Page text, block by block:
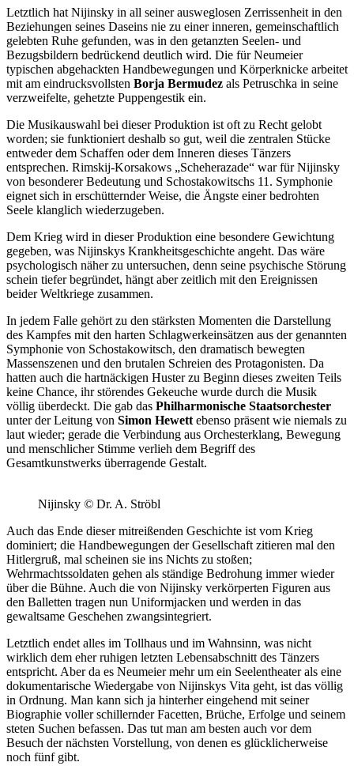
Letztlich hat Nijinsky in all seiner ausweglosen Zerrissenheit in den
Beziehungen seines Daseins nie zu einer inneren, gemeinschaftlich
gelebten Ruhe gefunden, was in den getanzten Seelen- und
Bezugsbildern bedrückend deutlich wird. Die für Neumeier
typischen abgehackten Handbewegungen und Körperknicke arbeitet
mit am eindrucksvollsten Borja Bermudez als Petruschka in seine
verzweifelte, gehetzte Puppengestik ein.
Die Musikauswahl bei dieser Produktion ist oft zu Recht gelobt
worden; sie funktioniert deshalb so gut, weil die zentralen Stücke
entweder dem Schaffen oder dem Inneren dieses Tänzers
entsprechen. Rimskij-Korsakows „Scheherazade“ war für Nijinsky
von besonderer Bedeutung und Schostakowitschs 11. Symphonie
eignet sich in erschütternder Weise, die Ängste einer bedrohten
Seele klanglich wiederzugeben.
Dem Krieg wird in dieser Produktion eine besondere Gewichtung
gegeben, was Nijinskys Krankheitsgeschichte angeht. Das wäre
psychologisch näher zu untersuchen, denn seine psychische Störung
schein tiefer begründet, hängt aber zeitlich mit den Ereignissen
beider Weltkriege zusammen.
In jedem Falle gehört zu den stärksten Momenten die Darstellung
des Kampfes mit den harten Schlagwerkeinsätzen aus der genannten
Symphonie von Schostakowitsch, den dramatisch bewegten
Massenszenen und den brutalen Schreien des Protagonisten. Da
hatten auch die hartnäckigen Huster zu Beginn dieses zweiten Teils
keine Chance, ihr störendes Gekeuche wurde durch die Musik
völlig überdeckt. Die gab das Philharmonische Staatsorchester
unter der Leitung von Simon Hewett ebenso präsent wie niemals zu
laut wieder; gerade die Verbindung aus Orchesterklang, Bewegung
und menschlicher Stimme verlieh dem Begriff des
Gesamtkunstwerks überragende Gestalt.
Nijinsky © Dr. A. Ströbl
Auch das Ende dieser mitreißenden Geschichte ist vom Krieg
dominiert; die Handbewegungen der Gesellschaft zitieren mal den
Hitlergruß, mal scheinen sie ins Nichts zu stoßen;
Wehrmachtssoldaten gehen als ständige Bedrohung immer wieder
über die Bühne. Auch die von Nijinsky verkörperten Figuren aus
den Balletten tragen nun Uniformjacken und werden in das
gewaltsame Geschehen zwangsintegriert.
Letztlich endet alles im Tollhaus und im Wahnsinn, was nicht
wirklich dem eher ruhigen letzten Lebensabschnitt des Tänzers
entspricht. Aber da es Neumeier mehr um ein Seelentheater als eine
dokumentarische Wiedergabe von Nijinskys Vita geht, ist das völlig
in Ordnung. Man kann sich ja hinterher eingehend mit seiner
Biographie voller schillernder Facetten, Brüche, Erfolge und seinem
steten Suchen befassen. Das tut man am besten auch vor dem
Besuch der nächsten Vorstellung, von denen es glücklicherweise
noch fünf gibt.